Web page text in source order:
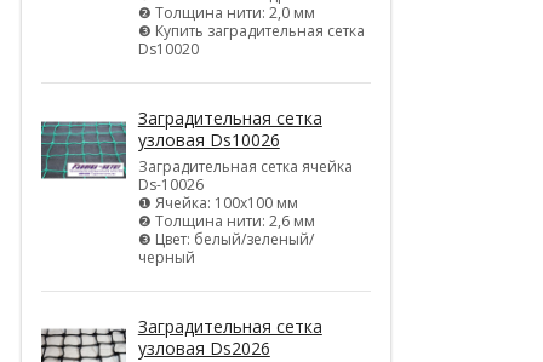
❷ Толщина нити: 2,0 мм
❸ Купить заградительная сетка
Ds10020
Заградительная сетка
узловая Ds10026
Заградительная сетка ячейка
Ds-10026
❶ Ячейка: 100х100 мм
❷ Толщина нити: 2,6 мм
❸ Цвет: белый/зеленый/
черный
Заградительная сетка
узловая Ds2026